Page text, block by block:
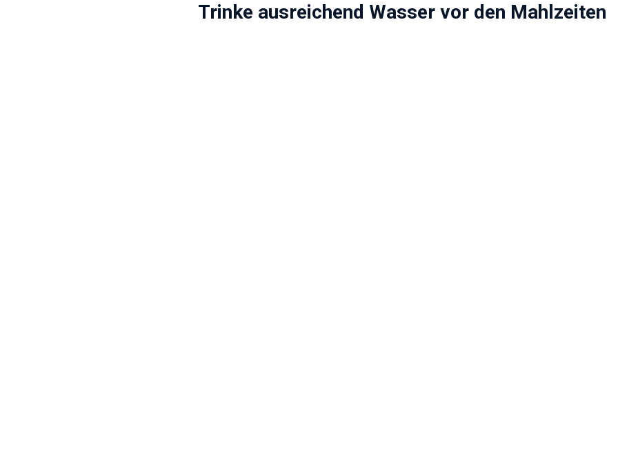
Trinke ausreichend Wasser vor den Mahlzeiten